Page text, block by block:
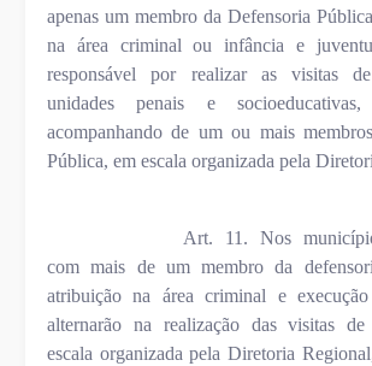
apenas um membro da Defensoria
na área criminal ou infância e
responsável por realizar as visitas
unidades penais e
acompanhando de um ou mais
Pública, em escala organizada pela
Art. 11. Nos
com mais de um membro da
atribuição na área criminal e
alternarão na realização das visitas
escala organizada pela Diretoria